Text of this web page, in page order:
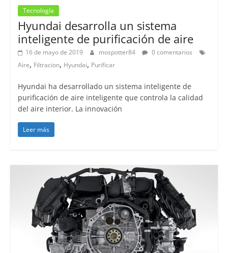
Tecnología
Hyundai desarrolla un sistema
inteligente de purificación de aire
16 de mayo de 2019 mospotter84
0 comentarios
Aire, Filtracion, Hyundai, Purificar
Hyundai ha desarrollado un sistema inteligente de
purificación de aire inteligente que controla la calidad
del aire interior. La innovación
Leer más